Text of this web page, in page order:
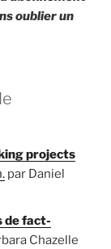
oublier un
projects
par Daniel
de fact-
Chazelle